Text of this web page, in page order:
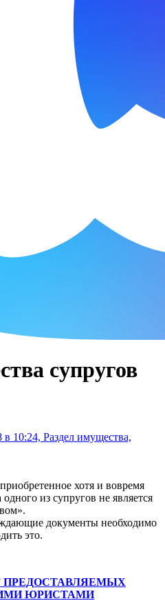
супругов
в 10:24, Раздел имущества,
хотя и вовремя
из супругов не является
документы необходимо
это.
ПРЕДОСТАВЛЯЕМЫХ
ЮРИСТАМИ